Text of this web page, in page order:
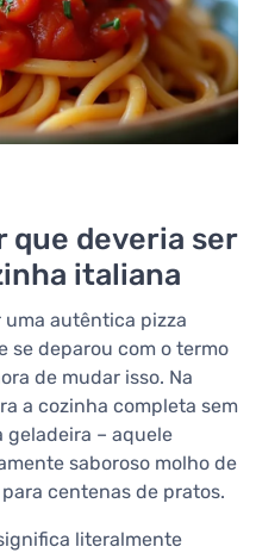
que deveria ser
italiana
autêntica pizza
se deparou com o termo
de mudar isso. Na
a cozinha completa sem
geladeira – aquele
saboroso molho de
centenas de pratos.
literalmente